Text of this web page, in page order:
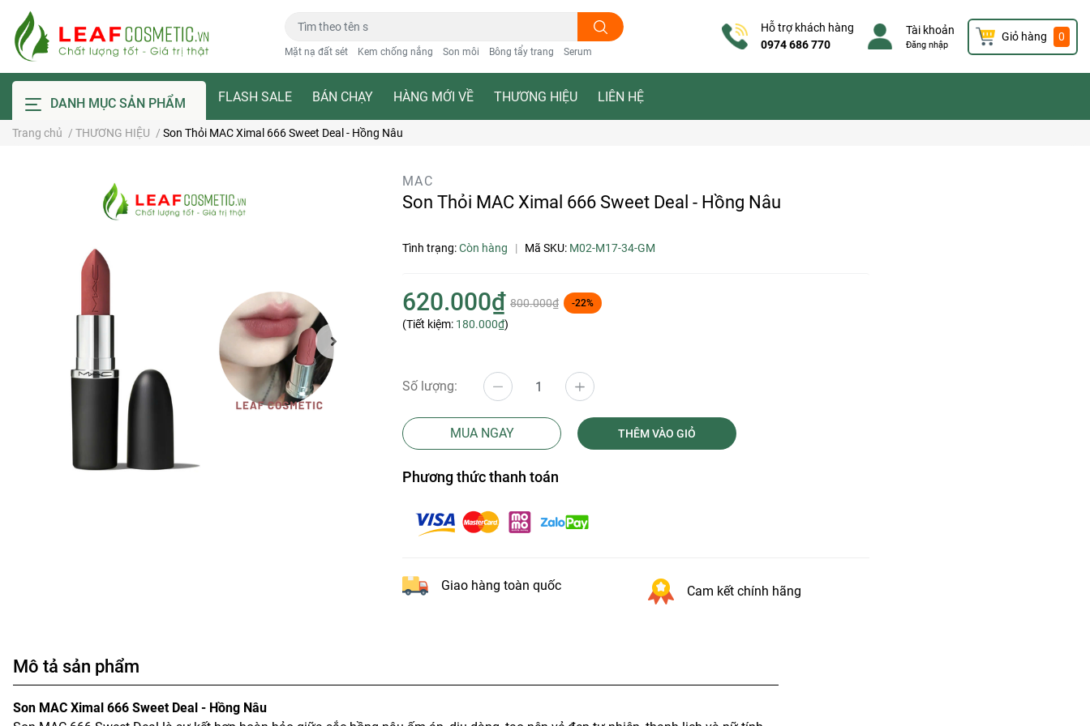
Mặt nạ đất sét Kem chống nắng Son môi Bông tẩy trang Serum
Hỗ trợ khách hàng
0974 686 770
Tài khoản
Đăng nhập
Giỏ hàng 0
DANH MỤC SẢN PHẨM FLASH SALE BÁN CHẠY HÀNG MỚI VỀ THƯƠNG HIỆU LIÊN HỆ
Trang chủ / THƯƠNG HIỆU / Son Thỏi MAC Ximal 666 Sweet Deal - Hồng Nâu
MAC
Son Thỏi MAC Ximal 666 Sweet Deal - Hồng Nâu
Tình trạng:Còn hàng | Mã SKU: M02-M17-34-GM
620.000₫ 800.000₫ -22%
(Tiết kiệm: 180.000₫)
Số lượng:
MUA NGAY THÊM VÀO GIỎ
Phương thức thanh toán
Giao hàng toàn quốc Cam kết chính hãng
Mô tả sản phẩm
Son MAC Ximal 666 Sweet Deal - Hồng Nâu